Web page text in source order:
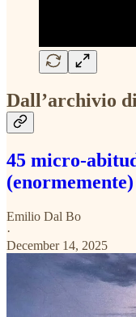
Dall’archivio
45 micro-
Emilio Dal Bo
·
December 14, 2025